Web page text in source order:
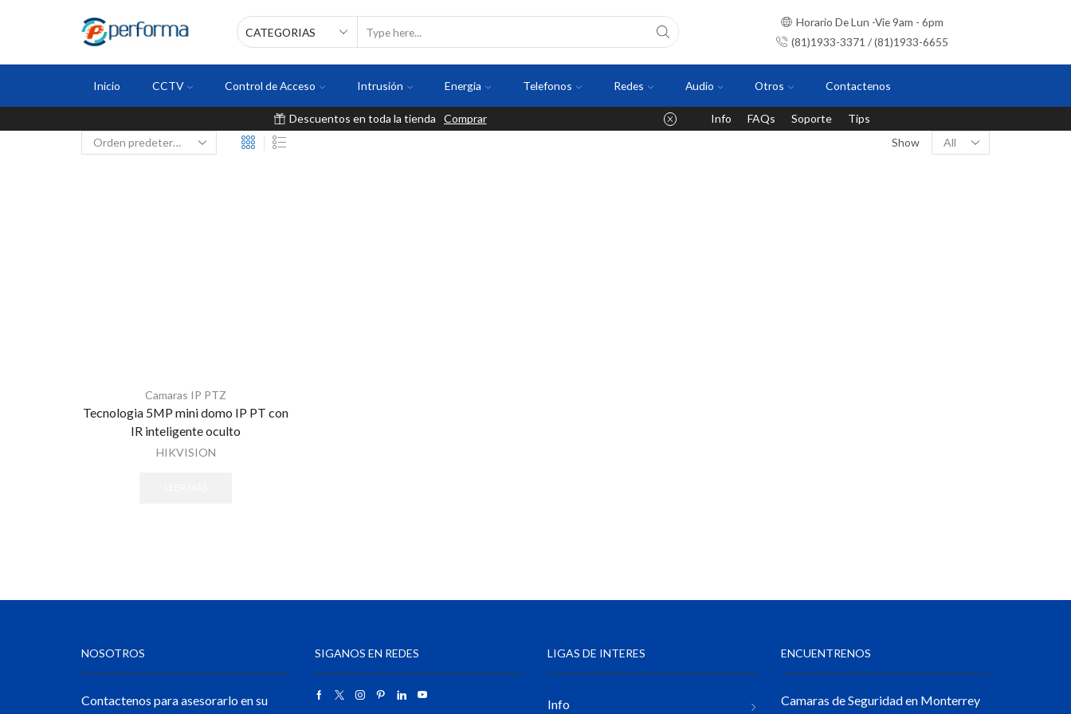
Horario De Lun -Vie 9am - 6pm
(81)1933-3371 / (81)1933-6655
Inicio CCTV Control de Acceso Intrusión Energia Telefonos Redes Audio Otros Contactenos
Descuentos en toda la tienda Comprar Info FAQs Soporte
Tips
Show
Camaras IP PTZ
Tecnologia 5MP mini domo IP PT con
IR inteligente oculto
HIKVISION
NOSOTROS
Contactenos para asesorarlo en su
SIGANOS EN REDES LIGAS DE INTERES
Info
ENCUENTRENOS
Camaras de Seguridad en Monterrey